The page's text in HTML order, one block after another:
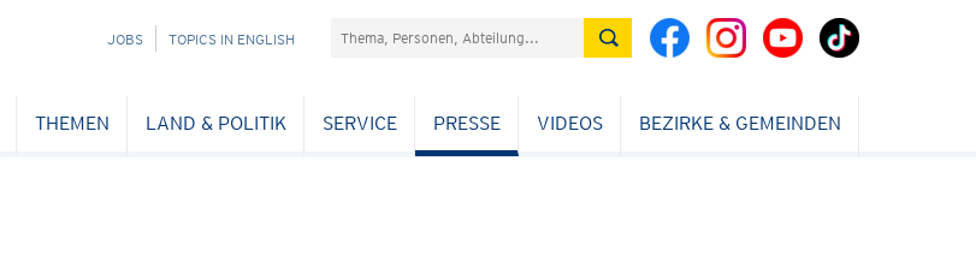
NAVIGATION
JOBS TOPICS IN ENGLISH Suchefeld
THEMEN LAND & POLITIK SERVICE PRESSE VIDEOS BEZIRKE & GEMEINDEN